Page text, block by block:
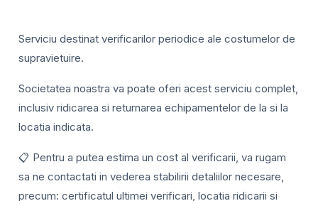
Serviciu destinat verificarilor periodice ale costumelor de
supravietuire.
Societatea noastra va poate oferi acest serviciu complet,
inclusiv ridicarea si returnarea echipamentelor de la si la
locatia indicata.
📋 Pentru a putea estima un cost al verificarii, va rugam
sa ne contactati in vederea stabilirii detaliilor necesare,
precum: certificatul ultimei verificari, locatia ridicarii si